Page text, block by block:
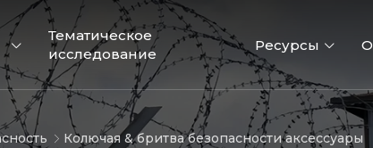
Тематическое
исследование
Ресурсы О
Колючая & бритва безопасности аксессуары